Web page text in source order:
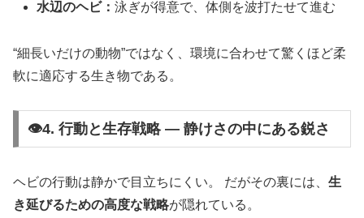
水辺のヘビ：泳ぎが得意で、体側を波打たせて進む
“細長いだけの動物”ではなく、環境に合わせて驚くほど柔
軟に適応する生き物である。
👁4. 行動と生存戦略 ― 静けさの中にある鋭さ
ヘビの行動は静かで目立ちにくい。 だがその裏には、 生
き延びるための高度な戦略が隠れている。